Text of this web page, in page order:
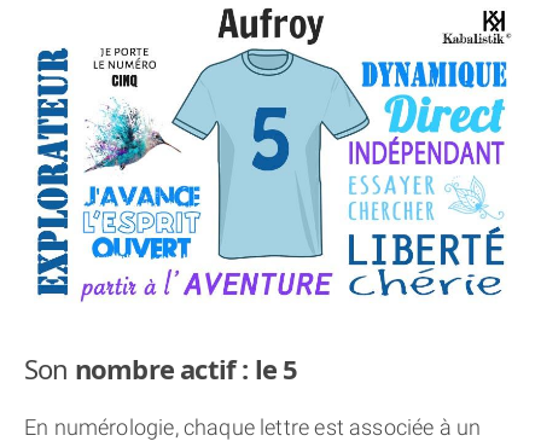
Son nombre actif : le 5
En numérologie, chaque lettre est associée à un
THÈME « DOUBLE JE »
APPRENDRE LA NUMÉROLOGIE
EXPLORER LA NUMÉROLOGIE
70.000 PRÉNOMS
(À PROPOS)